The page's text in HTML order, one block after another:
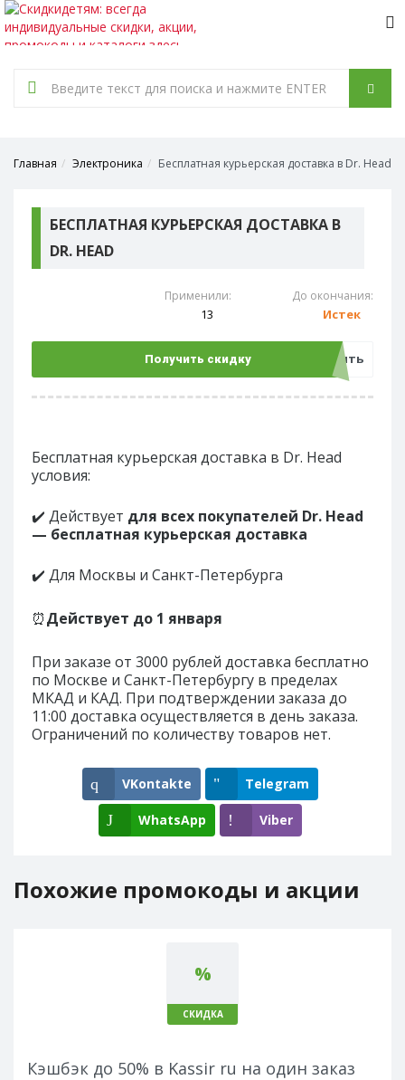
Главная Электроника Бесплатная курьерская доставка в Dr. Head
БЕСПЛАТНАЯ КУРЬЕРСКАЯ ДОСТАВКА В
DR. HEAD
Применили:
13
До окончания:
Истек
Получить скидку Открыть
Бесплатная курьерская доставка в Dr. Head
условия:
✔️ Действует для всех покупателей Dr. Head
— бесплатная курьерская доставка
✔️ Для Москвы и Санкт-Петербурга
⏰Действует до 1 января
При заказе от 3000 рублей доставка бесплатно
по Москве и Санкт-Петербургу в пределах
МКАД и КАД. При подтверждении заказа до
11:00 доставка осуществляется в день заказа.
Ограничений по количеству товаров нет.
VKontakte Telegram
WhatsApp Viber
Похожие промокоды и акции
%
СКИДКА
Кэшбэк до 50% в Kassir ru на один заказ